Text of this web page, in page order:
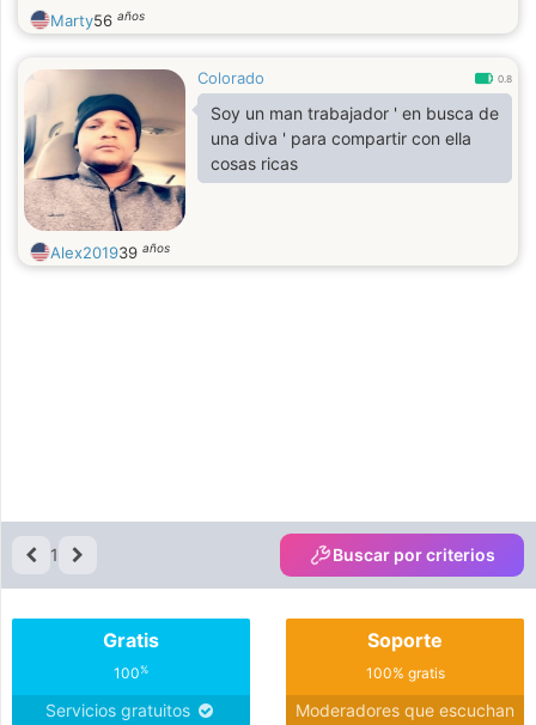
Marty56 años
Colorado 0.8
Soy un man trabajador ' en busca de
una diva ' para compartir con ella
cosas ricas
Alex201939 años
1 Buscar por criterios
Gratis
100%
Servicios gratuitos
Soporte
100% gratis
Moderadores que escuchan